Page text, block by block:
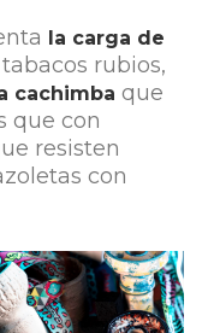
la carga de
rubios,
cachimba que
que con
resisten
con